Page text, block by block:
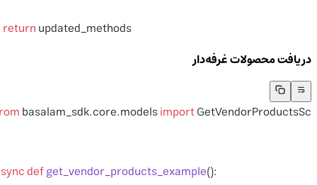
    return
updated_methods
دریافت محصولات غرفه‌دار
from basalam_sdk.core.models import
async def get_vendor_products_example():